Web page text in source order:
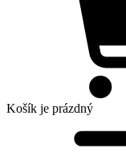
Košík je prázdný